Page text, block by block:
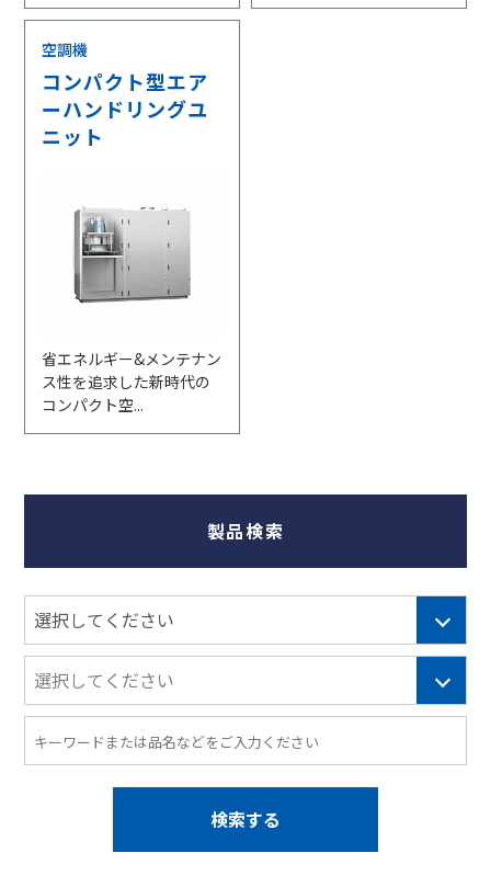
空調機
コンパクト型エア
ーハンドリングユ
ニット
省エネルギー&メンテナン
ス性を追求した新時代の
コンパクト空...
製品検索